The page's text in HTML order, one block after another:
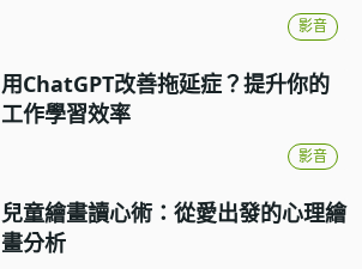
影音
用ChatGPT改善拖延症？提升你的
工作學習效率
影音
兒童繪畫讀心術：從愛出發的心理繪
畫分析